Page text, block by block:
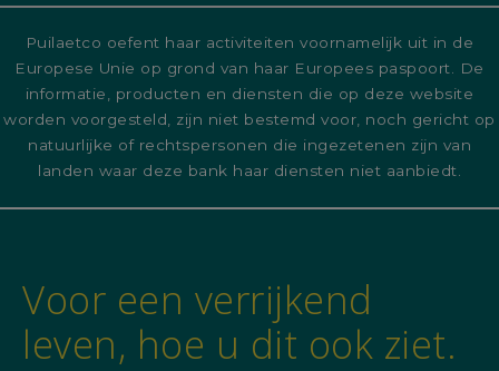
Puilaetco oefent haar activiteiten voornamelijk uit in de
Europese Unie op grond van haar Europees paspoort. De
informatie, producten en diensten die op deze website
worden voorgesteld, zijn niet bestemd voor, noch gericht op
natuurlijke of rechtspersonen die ingezetenen zijn van
landen waar deze bank haar diensten niet aanbiedt.
Voor een verrijkend
leven, hoe u dit ook ziet.